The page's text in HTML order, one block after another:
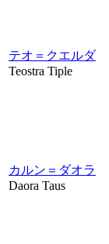
テオ＝クエルダ
Teostra Tiple
カルン＝ダオラ
Daora Taus